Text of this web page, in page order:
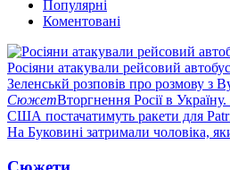
Популярні
Коментовані
Росіяни атакували рейсовий
Зеленськй розповів про розмову з
СюжетВторгнення Росії в
США постачатимуть ракети для
На Буковині затримали чоловіка,